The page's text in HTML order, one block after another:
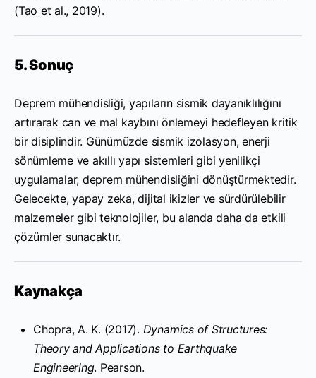
(Tao et al., 2019).
5. Sonuç
Deprem mühendisliği, yapıların sismik dayanıklılığını
artırarak can ve mal kaybını önlemeyi hedefleyen kritik
bir disiplindir. Günümüzde sismik izolasyon, enerji
sönümleme ve akıllı yapı sistemleri gibi yenilikçi
uygulamalar, deprem mühendisliğini dönüştürmektedir.
Gelecekte, yapay zeka, dijital ikizler ve sürdürülebilir
malzemeler gibi teknolojiler, bu alanda daha da etkili
çözümler sunacaktır.
Kaynakça
Chopra, A. K. (2017). Dynamics of Structures:
Theory and Applications to Earthquake
Engineering. Pearson.